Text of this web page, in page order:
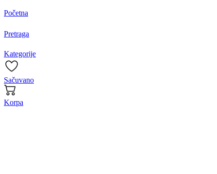
Početna
Pretraga
Kategorije
Sačuvano
Korpa